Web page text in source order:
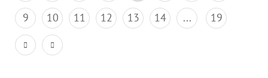
9
10 11 12 13 14 ... 19